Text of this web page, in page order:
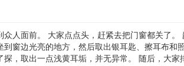
人面前。 大家点点头，赶紧去把门窗都关了
窗边光亮的地方，然后取出银耳匙、擦耳布和
，取出一点浅黄耳垢，并无异常。 随后，大